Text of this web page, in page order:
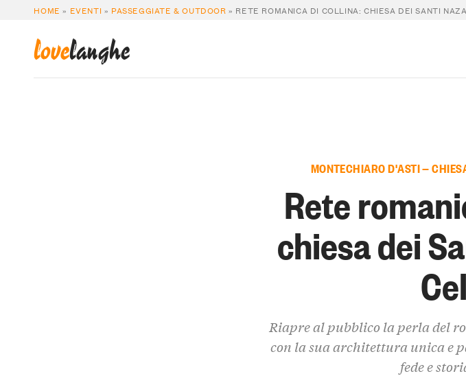
HOME » EVENTI » PASSEGGIATE & OUTDOOR » RETE ROMANICA DI COLLINA: CHIESA DEI SANTI
lovelanghe
MONTECHIARO D'ASTI —
Rete
chiesa dei
Riapre al pubblico la perla del
con la sua architettura unica e
fede e